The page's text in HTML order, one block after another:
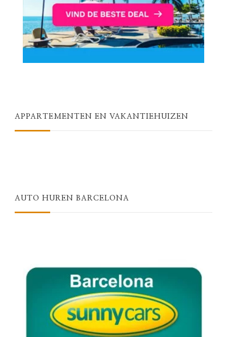
APPARTEMENTEN EN VAKANTIEHUIZEN
AUTO HUREN BARCELONA